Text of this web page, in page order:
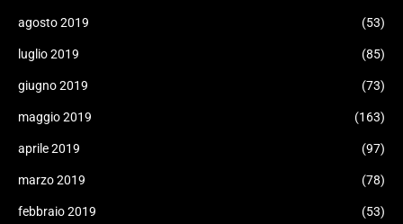
agosto 2019 (53)
luglio 2019 (85)
giugno 2019 (73)
maggio 2019 (163)
aprile 2019 (97)
marzo 2019 (78)
febbraio 2019 (53)